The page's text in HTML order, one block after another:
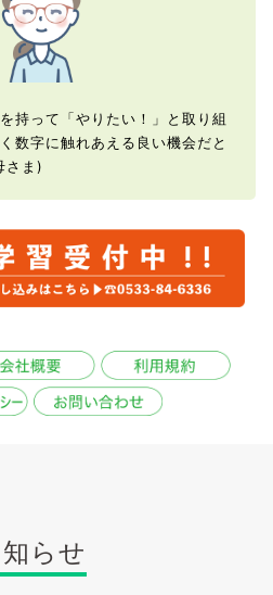
持って「やりたい！」と取り組
数字に触れあえる良い機会だと
さま)
らせ